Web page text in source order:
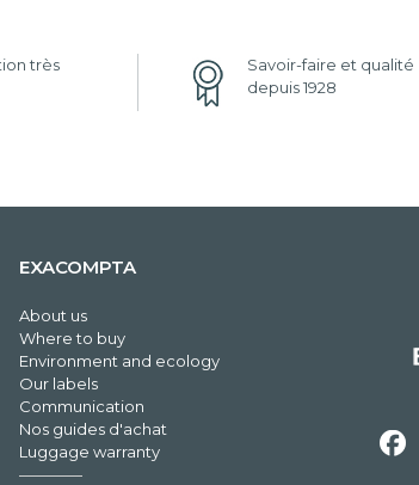
très
Savoir-faire et qualité
depuis 1928
EXACOMPTA
About us
Where to buy
Environment and ecology
Our labels
Communication
Nos guides d'achat
Luggage warranty